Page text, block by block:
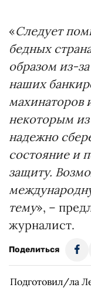
«Следует
бедных
образом из-
наших
махинаторов
некоторым
надежно
состояние и
защиту.
тему», –
журналист.
Поделиться
Подготовил/ла